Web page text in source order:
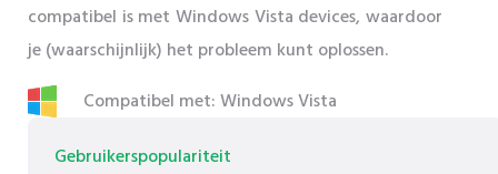
compatibel is met Windows Vista devices, waardoor
je (waarschijnlijk) het probleem kunt oplossen.
Compatibel met: Windows Vista
Gebruikerspopulariteit